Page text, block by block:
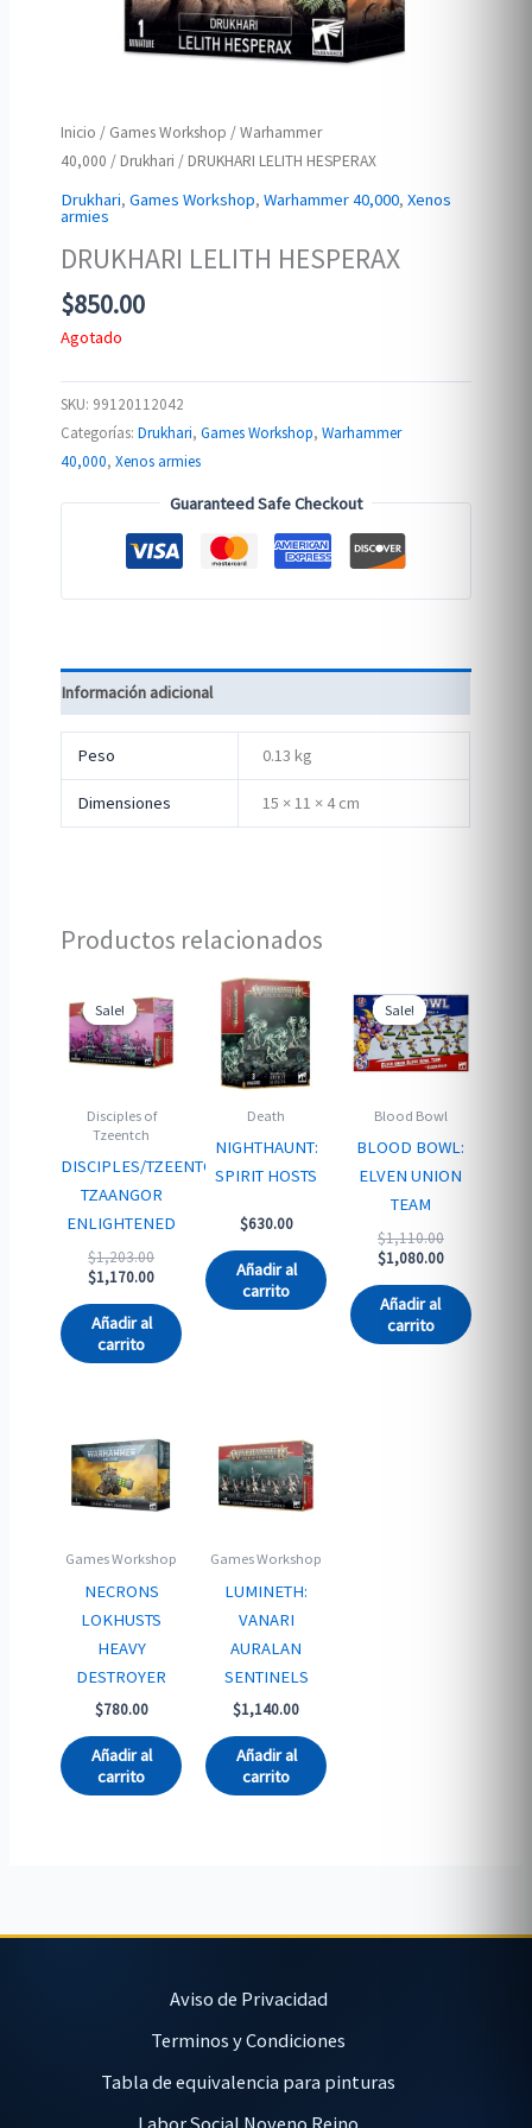
Inicio / Games Workshop /Warhammer
40,000 / Drukhari / DRUKHARI LELITH HESPERAX
Drukhari,Games Workshop,Warhammer 40,000,Xenos
armies
DRUKHARI LELITH HESPERAX
$850.00
Agotado
SKU: 99120112042
Categorías:Drukhari,Games Workshop,Warhammer
40,000,Xenos armies
Guaranteed Safe Checkout
Información adicional
Peso 0.13 kg
Dimensiones 15 × 11 × 4 cm
Productos relacionados
Sale!
Sale!
Disciples of
Tzeentch
DISCIPLES/TZEENTCH:
TZAANGOR
ENLIGHTENED
$1,203.00Original
price
$1,203.00.
$1,170.00Current
$1,170.00.
Añadir al
carrito
Death
NIGHTHAUNT:
SPIRIT HOSTS
$630.00
Añadir al
carrito
Sale!
Sale!
Blood Bowl
BLOOD BOWL:
ELVEN UNION
TEAM
$1,110.00Original
price
$1,110.00.
$1,080.00Current
$1,080.00.
Añadir al
carrito
Games Workshop
NECRONS
LOKHUSTS
HEAVY
DESTROYER
$780.00
Añadir al
carrito
Games Workshop
LUMINETH:
VANARI
AURALAN
SENTINELS
$1,140.00
Añadir al
carrito
Aviso de Privacidad
Terminos y Condiciones
Tabla de equivalencia para pinturas